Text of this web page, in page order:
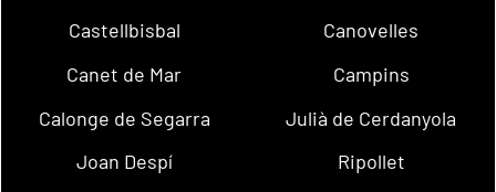
Castellbisbal
Canovelles
Canet de Mar
Campins
Calonge de Segarra
Julià de Cerdanyola
Joan Despí
Ripollet